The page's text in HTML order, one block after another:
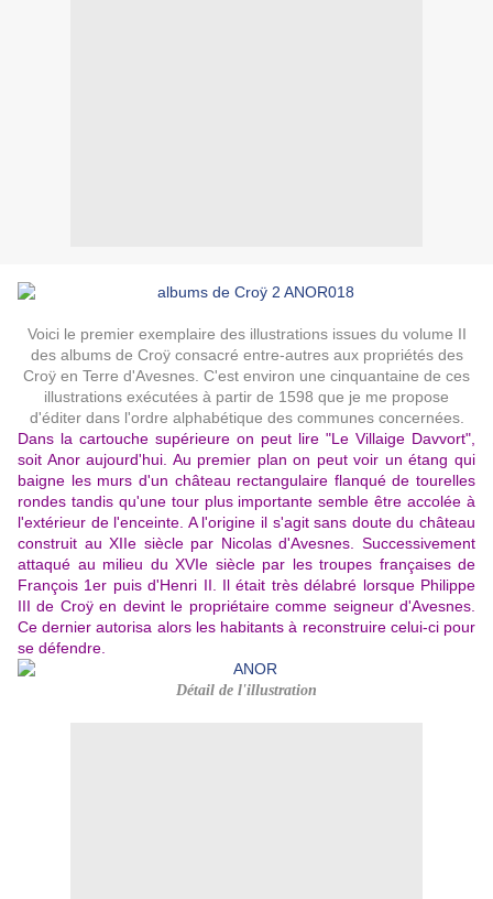
Voici le premier exemplaire des illustrations issues du volume II
des albums de Croÿ consacré entre-autres aux propriétés des
Croÿ en Terre d'Avesnes. C'est environ une cinquantaine de ces
illustrations exécutées à partir de 1598 que je me propose
d'éditer dans l'ordre alphabétique des communes concernées.
Dans la cartouche supérieure on peut lire "Le Villaige Davvort",
soit Anor aujourd'hui. Au premier plan on peut voir un étang qui
baigne les murs d'un château rectangulaire flanqué de tourelles
rondes tandis qu'une tour plus importante semble être accolée à
l'extérieur de l'enceinte. A l'origine il s'agit sans doute du château
construit au XIIe siècle par Nicolas d'Avesnes. Successivement
attaqué au milieu du XVIe siècle par les troupes françaises de
François 1er puis d'Henri II. Il était très délabré lorsque Philippe
III de Croÿ en devint le propriétaire comme seigneur d'Avesnes.
Ce dernier autorisa alors les habitants à reconstruire celui-ci pour
se défendre
Détail de l'illustration